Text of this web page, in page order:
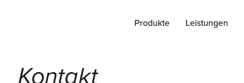
Produkte Leistungen
Kontakt